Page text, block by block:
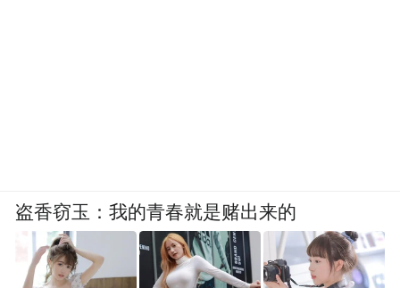
盗香窃玉：我的青春就是赌出来的